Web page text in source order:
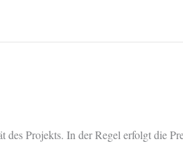
Projekts. In der Regel erfolgt die